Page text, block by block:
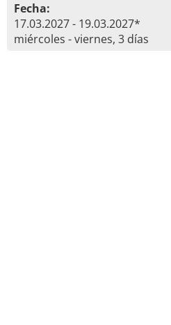
Fecha:
17.03.2027 - 19.03.2027*
miércoles - viernes, 3 días